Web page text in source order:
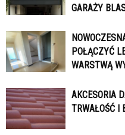
GARAŻY
POŁĄCZYĆ
WARSTWĄ
AKCESORIA
TRWAŁOŚĆ I